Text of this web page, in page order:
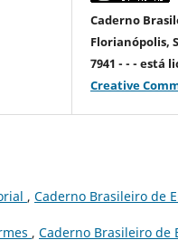
Caderno
Florianópolis,
7941 - - - está
Creative
, Caderno Brasileiro de
, Caderno Brasileiro de